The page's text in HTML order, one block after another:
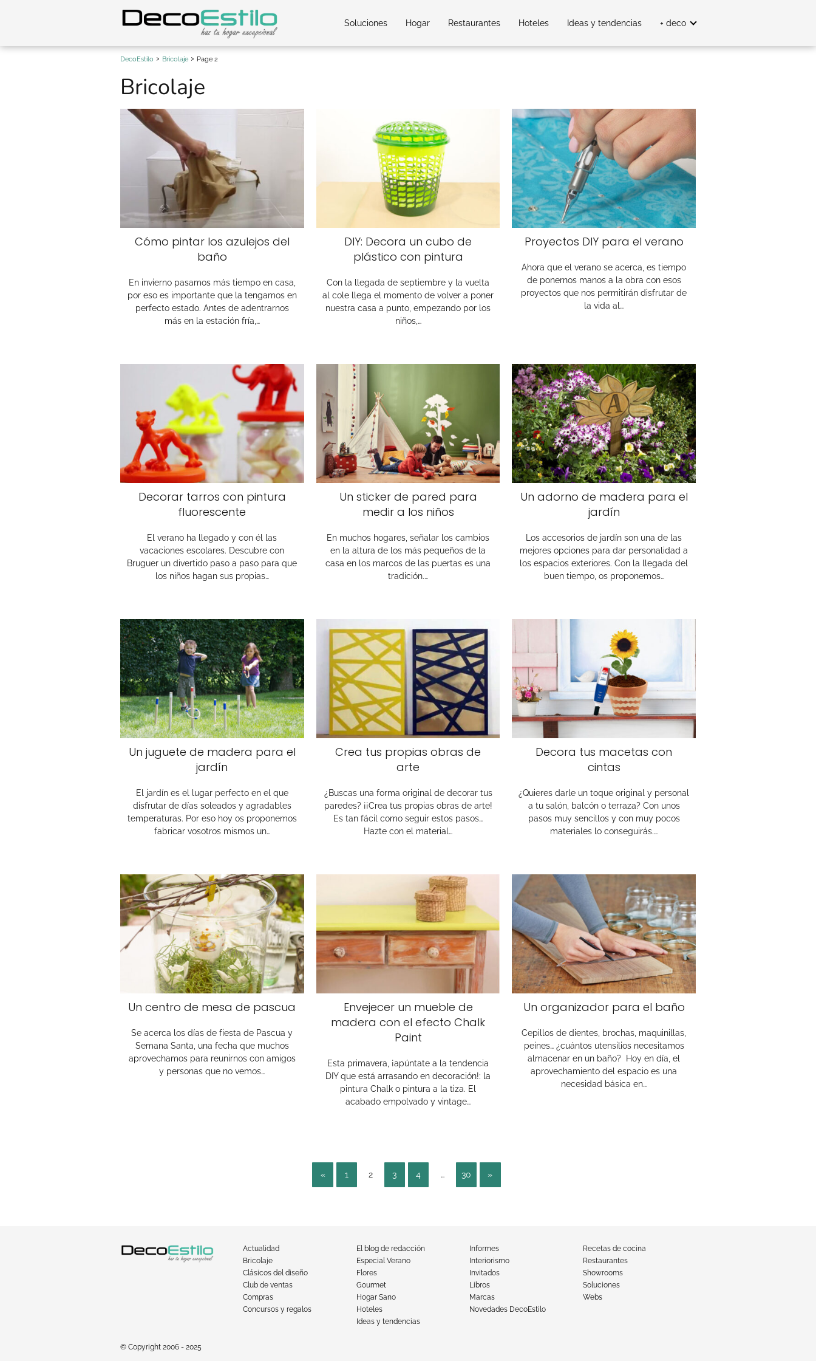
Soluciones Hogar Restaurantes Hoteles Ideas y tendencias + deco
DecoEstilo Bricolaje Page 2
Bricolaje
Cómo pintar los azulejos del
baño
En invierno pasamos más tiempo en casa,
por eso es importante que la tengamos en
perfecto estado. Antes de adentrarnos
más en la estación fría,…
DIY: Decora un cubo de
plástico con pintura
Con la llegada de septiembre y la vuelta
al cole llega el momento de volver a poner
nuestra casa a punto, empezando por los
niños,…
Proyectos DIY para el verano
Ahora que el verano se acerca, es tiempo
de ponernos manos a la obra con esos
proyectos que nos permitirán disfrutar de
la vida al…
Decorar tarros con pintura
fluorescente
El verano ha llegado y con él las
vacaciones escolares. Descubre con
Bruguer un divertido paso a paso para que
los niños hagan sus propias…
Un sticker de pared para
medir a los niños
En muchos hogares, señalar los cambios
en la altura de los más pequeños de la
casa en los marcos de las puertas es una
tradición.…
Un adorno de madera para el
jardín
Los accesorios de jardín son una de las
mejores opciones para dar personalidad a
los espacios exteriores. Con la llegada del
buen tiempo, os proponemos…
Un juguete de madera para el
jardín
El jardín es el lugar perfecto en el que
disfrutar de días soleados y agradables
temperaturas. Por eso hoy os proponemos
fabricar vosotros mismos un…
Crea tus propias obras de
arte
¿Buscas una forma original de decorar tus
paredes? ¡¡Crea tus propias obras de arte!
Es tan fácil como seguir estos pasos…
Hazte con el material…
Decora tus macetas con
cintas
¿Quieres darle un toque original y personal
a tu salón, balcón o terraza? Con unos
pasos muy sencillos y con muy pocos
materiales lo conseguirás.…
Un centro de mesa de pascua
Se acerca los días de fiesta de Pascua y
Semana Santa, una fecha que muchos
aprovechamos para reunirnos con amigos
y personas que no vemos…
Envejecer un mueble de
madera con el efecto Chalk
Paint
Esta primavera, ¡apúntate a la tendencia
DIY que está arrasando en decoración!: la
pintura Chalk o pintura a la tiza. El
acabado empolvado y vintage…
Un organizador para el baño
Cepillos de dientes, brochas, maquinillas,
peines… ¿cuántos utensilios necesitamos
almacenar en un baño? Hoy en día, el
aprovechamiento del espacio es una
necesidad básica en…
« 1 2 3 4 … 30 »
Actualidad
Bricolaje
Clásicos del diseño
Club de ventas
Compras
Concursos y regalos
El blog de redacción
Especial Verano
Flores
Gourmet
Hogar Sano
Hoteles
Ideas y tendencias
Informes
Interiorismo
Invitados
Libros
Marcas
Novedades DecoEstilo
Recetas de cocina
Restaurantes
Showrooms
Soluciones
Webs
© Copyright 2006 - 2025